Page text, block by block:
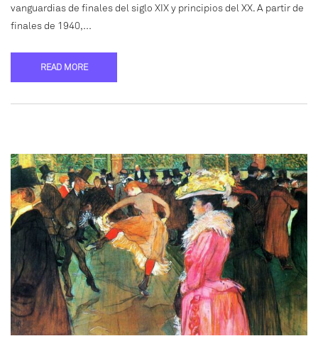
vanguardias de finales del siglo XIX y principios del XX. A partir de
finales de 1940,…
READ MORE